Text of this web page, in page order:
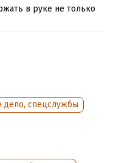
в руке не только
в 1812-м и вступали
полковник, генерал-
дело, спецслужбы